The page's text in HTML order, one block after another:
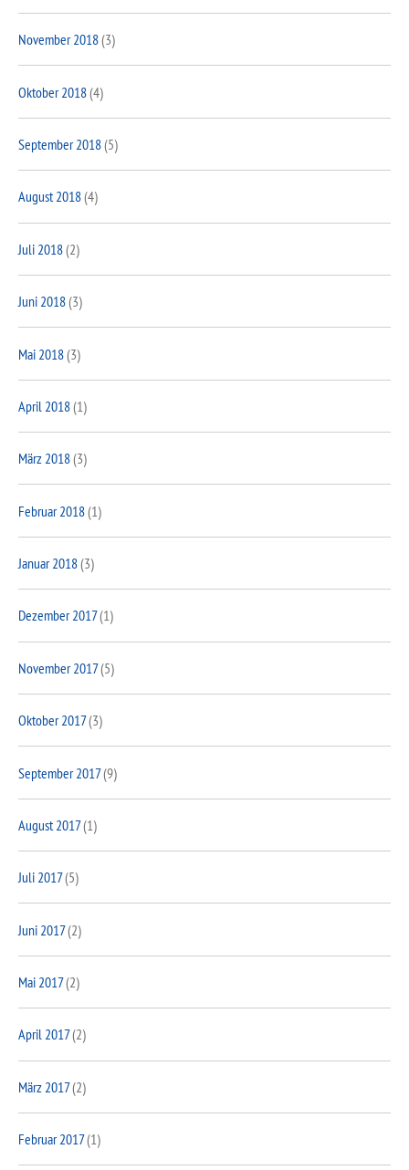
November 2018(3)
Oktober 2018(4)
September 2018(5)
August 2018(4)
Juli 2018(2)
Juni 2018(3)
Mai 2018(3)
April 2018(1)
März 2018(3)
Februar 2018(1)
Januar 2018(3)
Dezember 2017(1)
November 2017(5)
Oktober 2017(3)
September 2017(9)
August 2017(1)
Juli 2017(5)
Juni 2017(2)
Mai 2017(2)
April 2017(2)
März 2017(2)
Februar 2017(1)